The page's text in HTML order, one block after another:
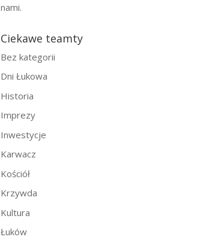
nami.
Ciekawe teamty
Bez kategorii
Dni Łukowa
Historia
Imprezy
Inwestycje
Karwacz
Kościół
Krzywda
Kultura
Łuków